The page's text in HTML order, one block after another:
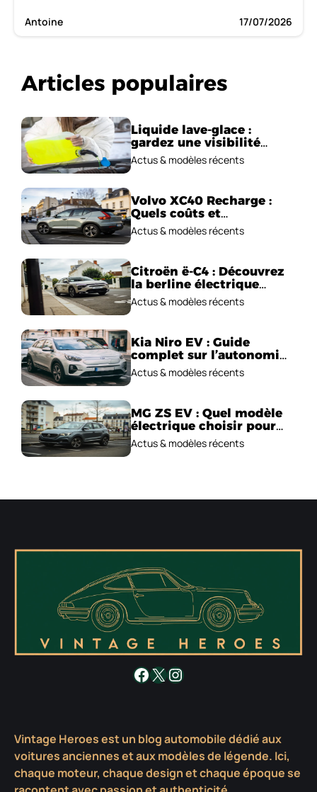
Antoine 17/07/2026
Articles populaires
Liquide lave-glace :
gardez une visibilité
parfaite en voiture
Actus & modèles récents
Volvo XC40 Recharge :
Quels coûts et
performances
électriques ?
Actus & modèles récents
Citroën ë-C4 : Découvrez
la berline électrique
emblématique!
Actus & modèles récents
Kia Niro EV : Guide
complet sur l’autonomie
et le prix !
Actus & modèles récents
MG ZS EV : Quel modèle
électrique choisir pour
2026 ?
Actus & modèles récents
Facebook
X Instagram
Vintage Heroes est un blog automobile dédié aux
voitures anciennes et aux modèles de légende. Ici,
chaque moteur, chaque design et chaque époque se